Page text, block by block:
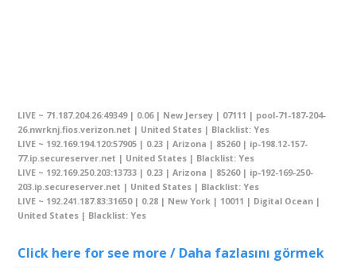
LIVE ~ 71.187.204.26:49349 | 0.06 | New Jersey | 07111 | pool-71-187-204-
26.nwrknj.fios.verizon.net | United States | Blacklist: Yes
LIVE ~ 192.169.194.120:57905 | 0.23 | Arizona | 85260 | ip-198.12-157-
77.ip.secureserver.net | United States | Blacklist: Yes
LIVE ~ 192.169.250.203:13733 | 0.23 | Arizona | 85260 | ip-192-169-250-
203.ip.secureserver.net | United States | Blacklist: Yes
LIVE ~ 192.241.187.83:31650 | 0.28 | New York | 10011 | Digital Ocean |
United States | Blacklist: Yes
Click here for see more / Daha fazlasını görmek